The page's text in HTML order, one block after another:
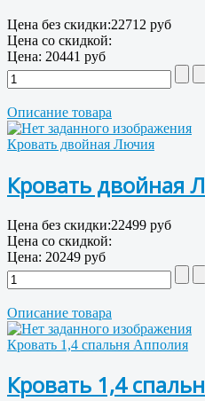
Цена без скидки:22712 руб
Цена со скидкой:
Цена: 20441 руб
Описание товара
Кровать двойная Лючия
Кровать двойная
Цена без скидки:22499 руб
Цена со скидкой:
Цена: 20249 руб
Описание товара
Кровать 1,4 спальня Апполия
Кровать 1,4